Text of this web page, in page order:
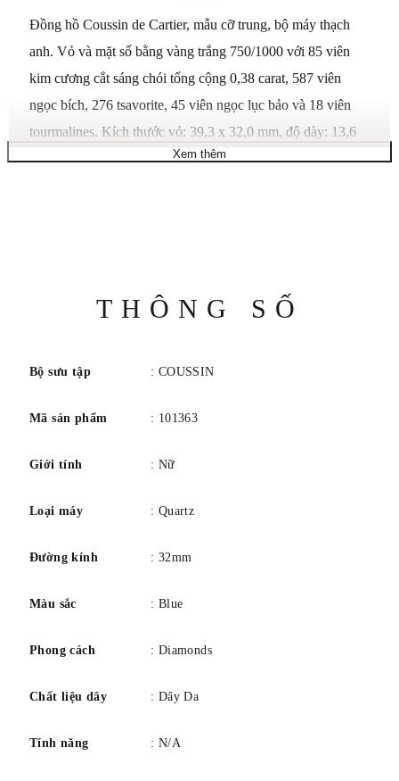
Đồng hồ Coussin de Cartier, mẫu cỡ trung, bộ máy thạch
anh. Vỏ và mặt số bằng vàng trắng 750/1000 với 85 viên
kim cương cắt sáng chói tổng cộng 0,38 carat, 587 viên
ngọc bích, 276 tsavorite, 45 viên ngọc lục bảo và 18 viên
tourmalines. Kích thước vỏ: 39,3 x 32,0 mm, độ dày: 13,6
mm. Kim đồng hồ hình thanh kiếm bằng thép mạ vàng trắng
Xem thêm
THÔNG SỐ
Bộ sưu tập : COUSSIN
Mã sản phẩm : 101363
Giới tính : Nữ
Loại máy : Quartz
Đường kính : 32mm
Màu sắc : Blue
Phong cách : Diamonds
Chất liệu dây : Dây Da
Tính năng : N/A